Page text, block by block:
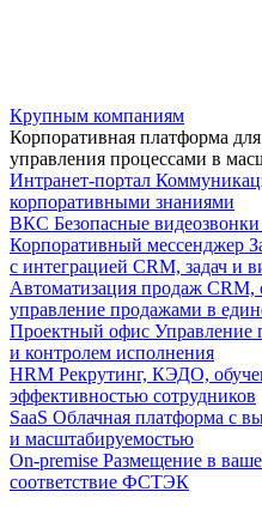
Крупным компаниям
Корпоративная платформа
управления процессами в
Интранет-портал
корпоративными знаниями
ВКС Безопасные
Корпоративный мессенджер
с интеграцией CRM, задач и
Автоматизация продаж CRM,
управление продажами в
Проектный офис Управление
и контролем исполнения
HRM Рекрутинг, КЭДО,
эффективностью сотрудников
SaaS Облачная платформа с
и масштабируемостью
On-premise Размещение в
соответствие ФСТЭК